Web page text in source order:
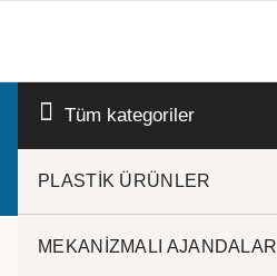
Tüm kategoriler
PLASTİK ÜRÜNLER
MEKANİZMALI AJANDALAR